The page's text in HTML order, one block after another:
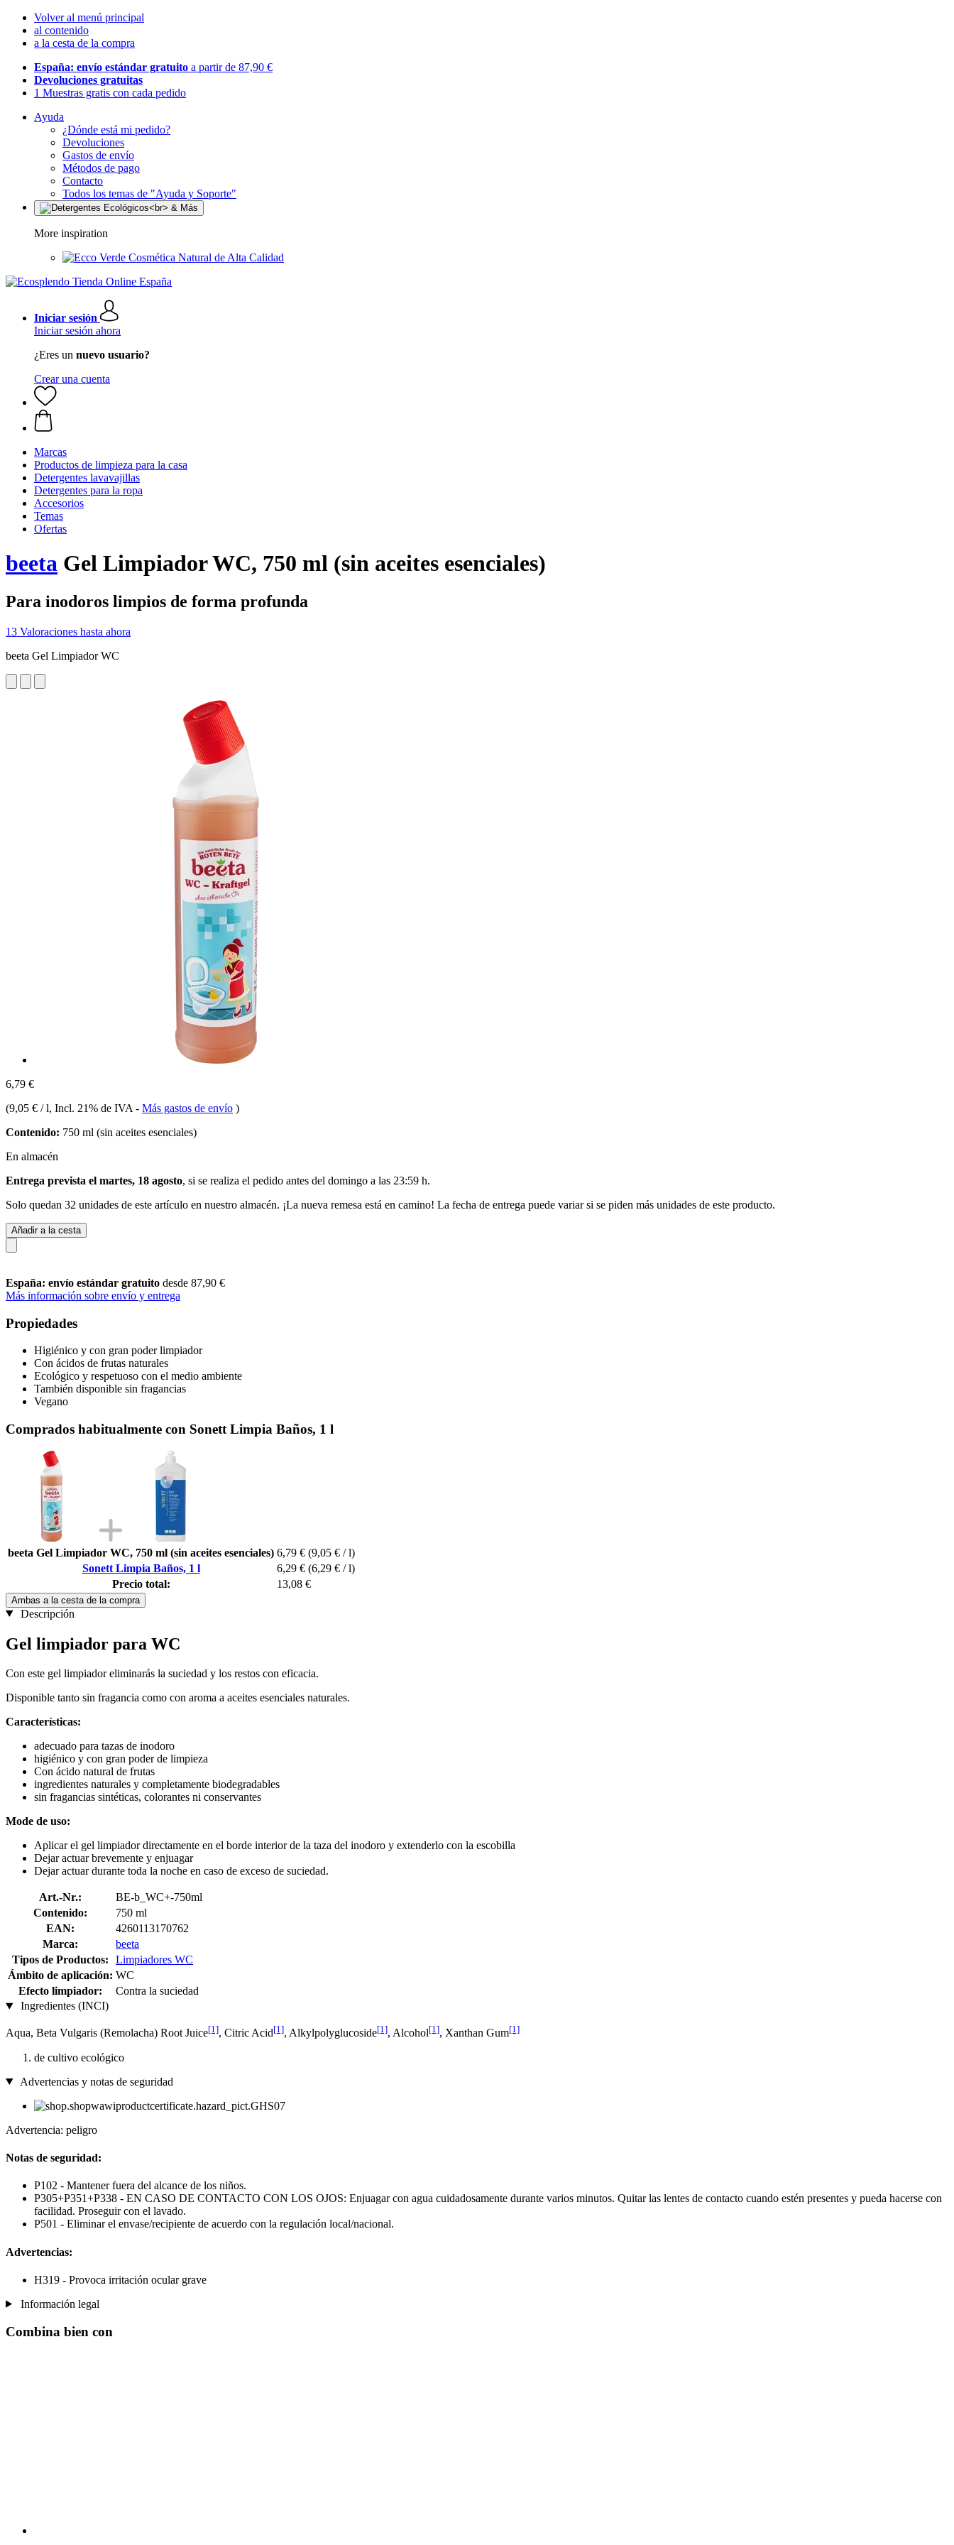
Volver al menú principal
al contenido
a la cesta de la compra
España: envío estándar gratuito a partir de 87,90 €
Devoluciones gratuitas
1 Muestras gratis con cada pedido
Ayuda
¿Dónde está mi pedido?
Devoluciones
Gastos de envío
Métodos de pago
Contacto
Todos los temas de "Ayuda y Soporte"
More inspiration
Cosmética Natural de Alta Calidad
Iniciar sesión
Iniciar sesión ahora
¿Eres un nuevo usuario?
Crear una cuenta
Marcas
Productos de limpieza para la casa
Detergentes lavavajillas
Detergentes para la ropa
Accesorios
Temas
Ofertas
beeta Gel Limpiador WC, 750 ml (sin aceites esenciales)
Para inodoros limpios de forma profunda
13 Valoraciones hasta ahora
beeta Gel Limpiador WC
6,79 €
(9,05 € / l, Incl. 21% de IVA - Más gastos de envío )
Contenido: 750 ml (sin aceites esenciales)
En almacén
Entrega prevista el martes, 18 agosto, si se realiza el pedido antes del domingo a las 23:59 h.
Solo quedan 32 unidades de este artículo en nuestro almacén. ¡La nueva remesa está en camino! La fecha de entrega puede variar si se piden más unidades de este producto.
Añadir a la cesta
España: envío estándar gratuito desde 87,90 €
Más información sobre envío y entrega
Propiedades
Higiénico y con gran poder limpiador
Con ácidos de frutas naturales
Ecológico y respetuoso con el medio ambiente
También disponible sin fragancias
Vegano
Comprados habitualmente con Sonett Limpia Baños, 1 l
beeta Gel Limpiador WC, 750 ml (sin aceites esenciales) 6,79 € (9,05 € / l)
Sonett Limpia Baños, 1 l
6,29 € (6,29 € / l)
Precio total:
13,08 €
Ambas a la cesta de la compra
Descripción
Gel limpiador para WC
Con este gel limpiador eliminarás la suciedad y los restos con eficacia.
Disponible tanto sin fragancia como con aroma a aceites esenciales naturales.
Características:
adecuado para tazas de inodoro
higiénico y con gran poder de limpieza
Con ácido natural de frutas
ingredientes naturales y completamente biodegradables
sin fragancias sintéticas, colorantes ni conservantes
Mode de uso:
Aplicar el gel limpiador directamente en el borde interior de la taza del inodoro y extenderlo con la escobilla
Dejar actuar brevemente y enjuagar
Dejar actuar durante toda la noche en caso de exceso de suciedad.
Art.-Nr.:
BE-b_WC+-750ml
Contenido:
750 ml
EAN:
4260113170762
Marca:
beeta
Tipos de Productos:
Limpiadores WC
Ámbito de aplicación: WC
Efecto limpiador:
Contra la suciedad
Ingredientes (INCI)
Aqua, Beta Vulgaris (Remolacha) Root Juice[1], Citric Acid[1], Alkylpolyglucoside[1], Alcohol[1], Xanthan Gum[1]
de cultivo ecológico
Advertencias y notas de seguridad
Advertencia: peligro
Notas de seguridad:
P102 - Mantener fuera del alcance de los niños.
P305+P351+P338 - EN CASO DE CONTACTO CON LOS OJOS: Enjuagar con agua cuidadosamente durante varios minutos. Quitar las lentes de contacto cuando estén presentes y pueda hacerse con
facilidad. Proseguir con el lavado.
P501 - Eliminar el envase/recipiente de acuerdo con la regulación local/nacional.
Advertencias:
H319 - Provoca irritación ocular grave
Información legal
Combina bien con